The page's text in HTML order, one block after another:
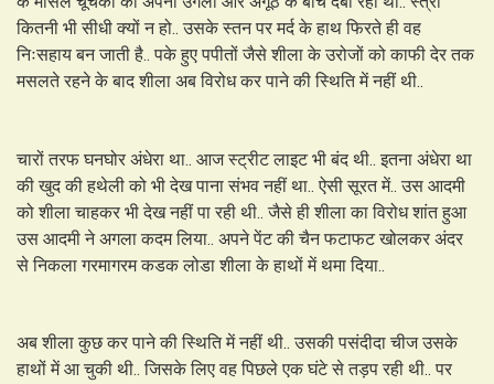
कितनी भी सीधी क्यों न हो.. उसके स्तन पर मर्द के हाथ फिरते ही वह
निःसहाय बन जाती है.. पके हुए पपीतों जैसे शीला के उरोजों को काफी देर तक
मसलते रहने के बाद शीला अब विरोध कर पाने की स्थिति में नहीं थी..
चारों तरफ घनघोर अंधेरा था.. आज स्ट्रीट लाइट भी बंद थी.. इतना अंधेरा था
की खुद की हथेली को भी देख पाना संभव नहीं था.. ऐसी सूरत में.. उस आदमी
को शीला चाहकर भी देख नहीं पा रही थी.. जैसे ही शीला का विरोध शांत हुआ
उस आदमी ने अगला कदम लिया.. अपने पेंट की चैन फटाफट खोलकर अंदर
से निकला गरमागरम कडक लोडा शीला के हाथों में थमा दिया..
अब शीला कुछ कर पाने की स्थिति में नहीं थी.. उसकी पसंदीदा चीज उसके
हाथों में आ चुकी थी.. जिसके लिए वह पिछले एक घंटे से तड़प रही थी.. पर